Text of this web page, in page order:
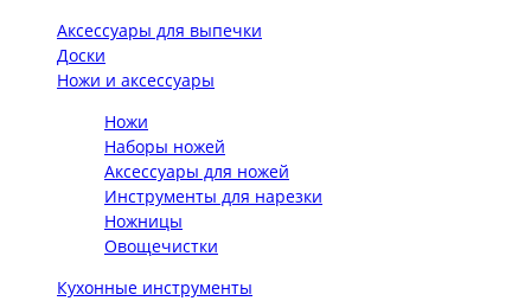
Аксессуары для выпечки
Доски
Ножи и аксессуары
Ножи
Наборы ножей
Аксессуары для ножей
Инструменты для нарезки
Ножницы
Овощечистки
Кухонные инструменты